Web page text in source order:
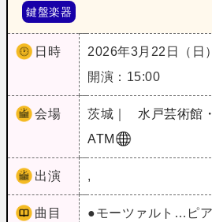
鍵盤楽器
日時
2026年3月22日（日）
開演：15:00
会場 茨城｜
水戸芸術館
ATM
出演 ,
曲目
●モーツァルト…ピ